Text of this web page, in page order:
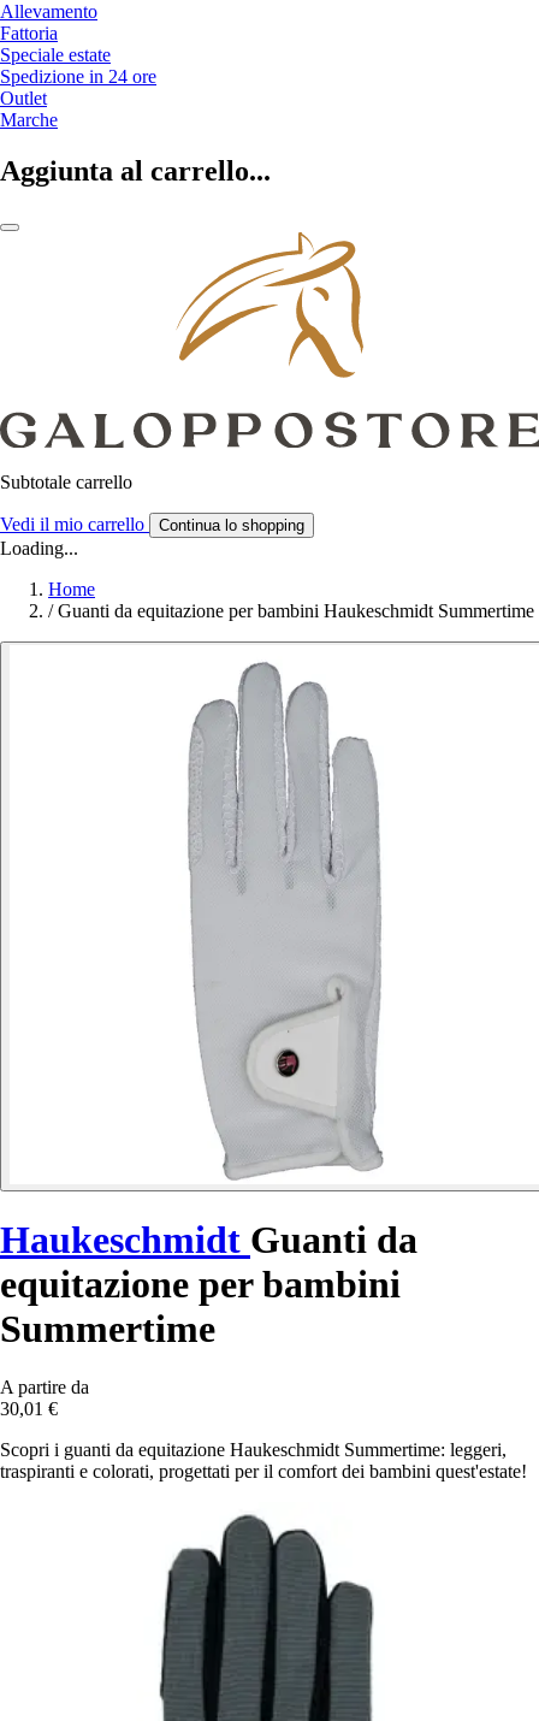
Allevamento
Fattoria
Speciale estate
Spedizione in 24 ore
Outlet
Marche
Aggiunta al carrello...
Subtotale carrello
Vedi il mio carrello Continua lo shopping
Loading...
Home
/ Guanti da equitazione per bambini Haukeschmidt Summertime
Haukeschmidt Guanti da
equitazione per bambini
Summertime
A partire da
30,01 €
Scopri i guanti da equitazione Haukeschmidt Summertime: leggeri,
traspiranti e colorati, progettati per il comfort dei bambini quest'estate!